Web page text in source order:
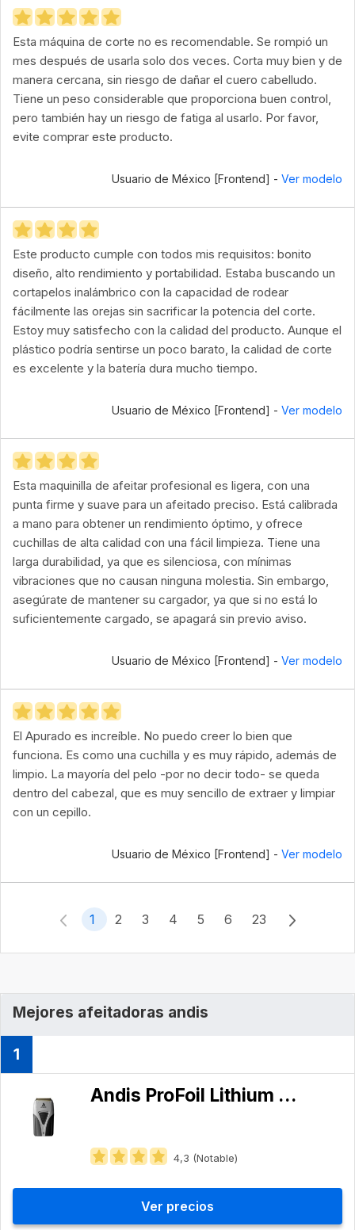
Esta máquina de corte no es recomendable. Se rompió un
mes después de usarla solo dos veces. Corta muy bien y de
manera cercana, sin riesgo de dañar el cuero cabelludo.
Tiene un peso considerable que proporciona buen control,
pero también hay un riesgo de fatiga al usarlo. Por favor,
evite comprar este producto.
Usuario de México [Frontend] - Ver modelo
Este producto cumple con todos mis requisitos: bonito
diseño, alto rendimiento y portabilidad. Estaba buscando un
cortapelos inalámbrico con la capacidad de rodear
fácilmente las orejas sin sacrificar la potencia del corte.
Estoy muy satisfecho con la calidad del producto. Aunque el
plástico podría sentirse un poco barato, la calidad de corte
es excelente y la batería dura mucho tiempo.
Usuario de México [Frontend] - Ver modelo
Esta maquinilla de afeitar profesional es ligera, con una
punta firme y suave para un afeitado preciso. Está calibrada
a mano para obtener un rendimiento óptimo, y ofrece
cuchillas de alta calidad con una fácil limpieza. Tiene una
larga durabilidad, ya que es silenciosa, con mínimas
vibraciones que no causan ninguna molestia. Sin embargo,
asegúrate de mantener su cargador, ya que si no está lo
suficientemente cargado, se apagará sin previo aviso.
Usuario de México [Frontend] - Ver modelo
El Apurado es increíble. No puedo creer lo bien que
funciona. Es como una cuchilla y es muy rápido, además de
limpio. La mayoría del pelo -por no decir todo- se queda
dentro del cabezal, que es muy sencillo de extraer y limpiar
con un cepillo.
Usuario de México [Frontend] - Ver modelo
1 2 3 4 5 6 23
Mejores afeitadoras andis
1
Andis ProFoil Lithium Plus AS17205
4,3 (Notable)
Ver precios